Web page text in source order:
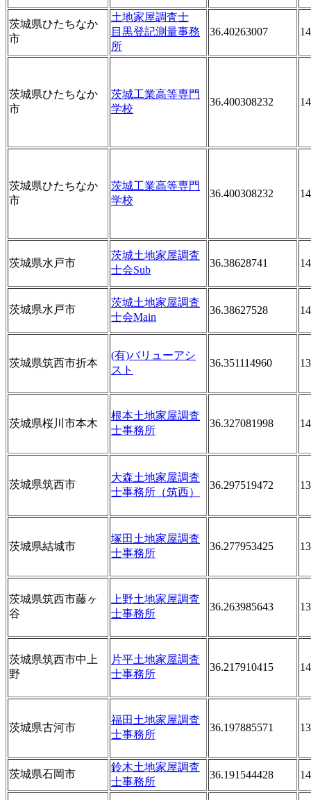
茨城県ひたちなか
市
土地家屋調査士
目黒登記測量事務
所
36.40263007
茨城県ひたちなか
市
茨城工業高等専門
学校
36.400308232
茨城県ひたちなか
市
茨城工業高等専門
学校
36.400308232
茨城県水戸市
茨城土地家屋調査
士会Sub
36.38628741
茨城県水戸市
茨城土地家屋調査
士会Main
36.38627528
茨城県筑西市折本
(有)バリューアシ
スト
36.351114960
茨城県桜川市本木
根本土地家屋調査
士事務所
36.327081998
茨城県筑西市
大森土地家屋調査
士事務所（筑西）
36.297519472
茨城県結城市
塚田土地家屋調査
士事務所
36.277953425
茨城県筑西市藤ヶ
谷
上野土地家屋調査
士事務所
36.263985643
茨城県筑西市中上
野
片平土地家屋調査
士事務所
36.217910415
茨城県古河市
福田土地家屋調査
士事務所
36.197885571
茨城県石岡市
鈴木土地家屋調査
士事務所
36.191544428